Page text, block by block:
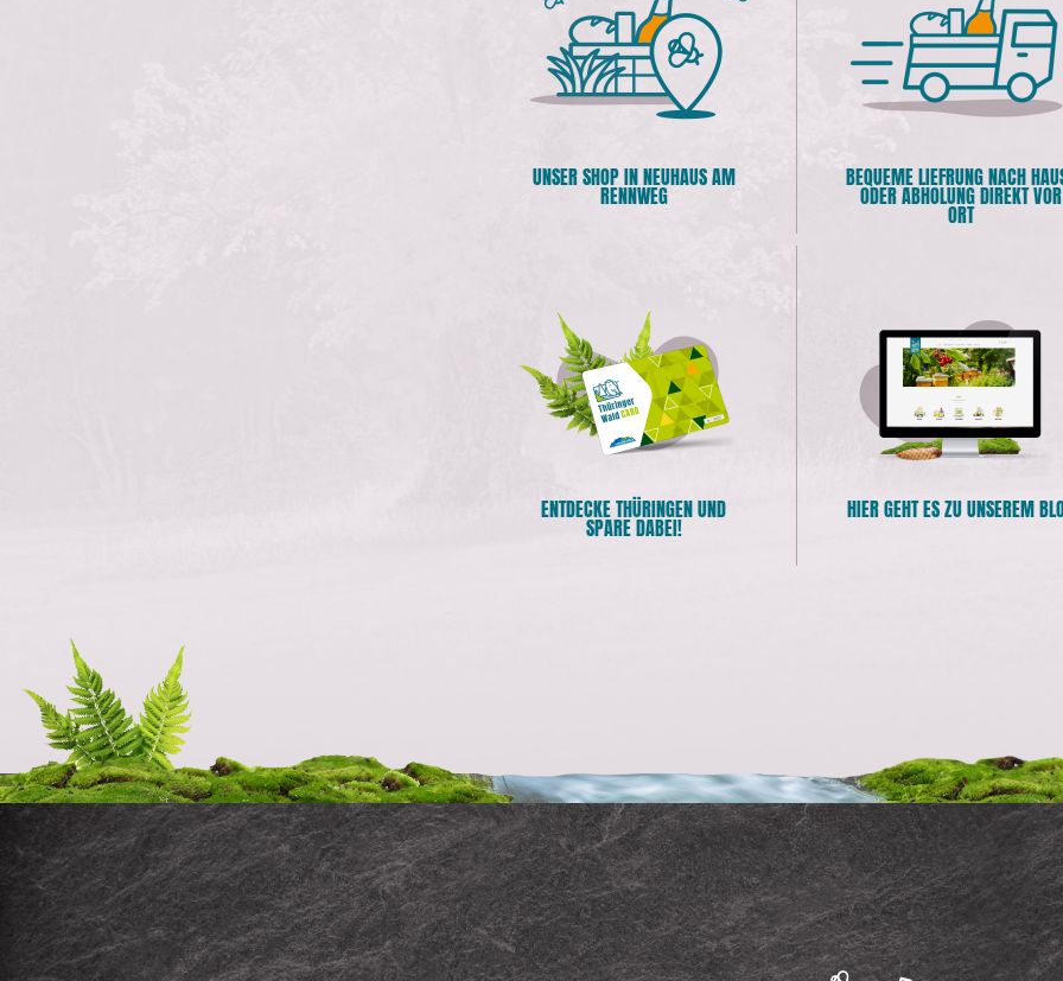
UNSER SHOP IN NEUHAUS AM
RENNWEG
BEQUEME LIEFRUNG NACH
ODER ABHOLUNG DIREKT VOR
ORT
ENTDECKE THÜRINGEN UND
SPARE DABEI!
HIER GEHT ES ZU UNSEREM